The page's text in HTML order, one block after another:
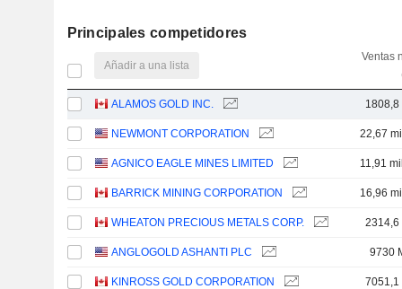
Principales competidores
Añadir a una lista
Ventas
ALAMOS GOLD INC. 1808,8
NEWMONT CORPORATION 22,67
AGNICO EAGLE MINES LIMITED 11,91
BARRICK MINING CORPORATION 16,96
WHEATON PRECIOUS METALS CORP. 2314,6
ANGLOGOLD ASHANTI PLC 9730
KINROSS GOLD CORPORATION 7051,1